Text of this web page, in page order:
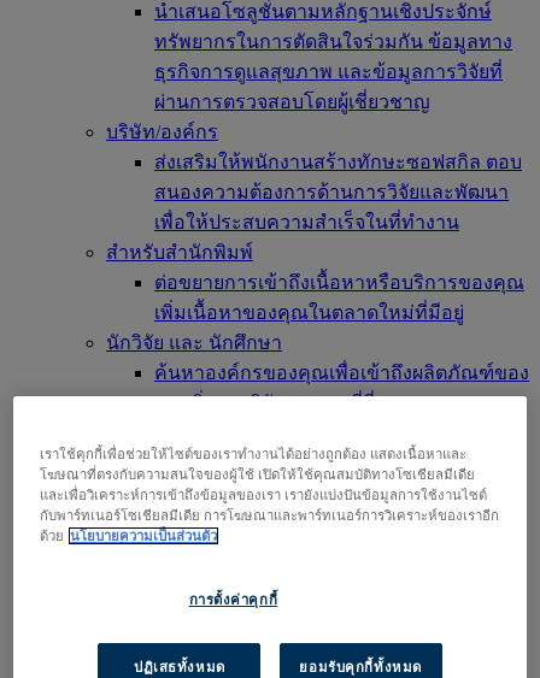
นำเสนอโซลูชั่นตามหลักฐานเชิงประจักษ์
ทรัพยากรในการตัดสินใจร่วมกัน ข้อมูลทาง
ธุรกิจการดูแลสุขภาพ และข้อมูลการวิจัยที่
ผ่านการตรวจสอบโดยผู้เชี่ยวชาญ
บริษัท/องค์กร
ส่งเสริมให้พนักงานสร้างทักษะซอฟสกิล ตอบ
สนองความต้องการด้านการวิจัยและพัฒนา
เพื่อให้ประสบความสำเร็จในที่ทำงาน
สำหรับสำนักพิมพ์
ต่อขยายการเข้าถึงเนื้อหาหรือบริการของคุณ
เพิ่มเนื้อหาของคุณในตลาดใหม่ที่มีอยู่
นักวิจัย และ นักศึกษา
ค้นหาองค์กรของคุณเพื่อเข้าถึงผลิตภัณฑ์ของ
เรา เริ่มการวิจัยของคุณที่นี่
สำรวจผลิตภัณฑ์
ติดต่อเรา
ผลิตภัณฑ์
EBSCO Discovery Service
EBSCO Mobile App
EBSCOadmin
เราใช้คุกกี้เพื่อช่วยให้ไซต์ของเราทำงานได้อย่างถูกต้อง แสดงเนื้อหาและ
โฆษณาที่ตรงกับความสนใจของผู้ใช้ เปิดให้ใช้คุณสมบัติทางโซเชียลมีเดีย
และเพื่อวิเคราะห์การเข้าถึงข้อมูลของเรา เรายังแบ่งปันข้อมูลการใช้งานไซต์
กับพาร์ทเนอร์โซเชียลมีเดีย การโฆษณาและพาร์ทเนอร์การวิเคราะห์ของเราอีก
ด้วย นโยบายความเป็นส่วนตัว
การตั้งค่าคุกกี้
ปฏิเสธทั้งหมด ยอมรับคุกกี้ทั้งหมด